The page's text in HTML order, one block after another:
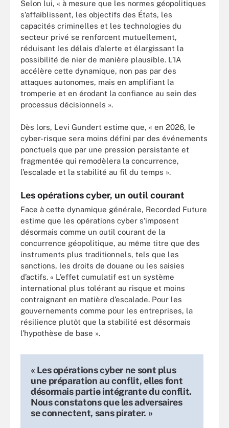
Selon lui, « à mesure que les normes géopolitiques
s’affaiblissent, les objectifs des États, les
capacités criminelles et les technologies du
secteur privé se renforcent mutuellement,
réduisant les délais d’alerte et élargissant la
possibilité de nier de manière plausible. L’IA
accélère cette dynamique, non pas par des
attaques autonomes, mais en amplifiant la
tromperie et en érodant la confiance au sein des
processus décisionnels ».
Dès lors, Levi Gundert estime que, « en 2026, le
cyber-risque sera moins défini par des événements
ponctuels que par une pression persistante et
fragmentée qui remodèlera la concurrence,
l’escalade et la stabilité au fil du temps ».
Les opérations cyber, un outil courant
Face à cette dynamique générale, Recorded Future
estime que les opérations cyber s’imposent
désormais comme un outil courant de la
concurrence géopolitique, au même titre que des
instruments plus traditionnels, tels que les
sanctions, les droits de douane ou les saisies
d’actifs. « L’effet cumulatif est un système
international plus tolérant au risque et moins
contraignant en matière d’escalade. Pour les
gouvernements comme pour les entreprises, la
résilience plutôt que la stabilité est désormais
l’hypothèse de base ».
« Les opérations cyber ne sont plus
une préparation au conflit, elles font
désormais partie intégrante du conflit.
Nous constatons que les adversaires
se connectent, sans pirater. »